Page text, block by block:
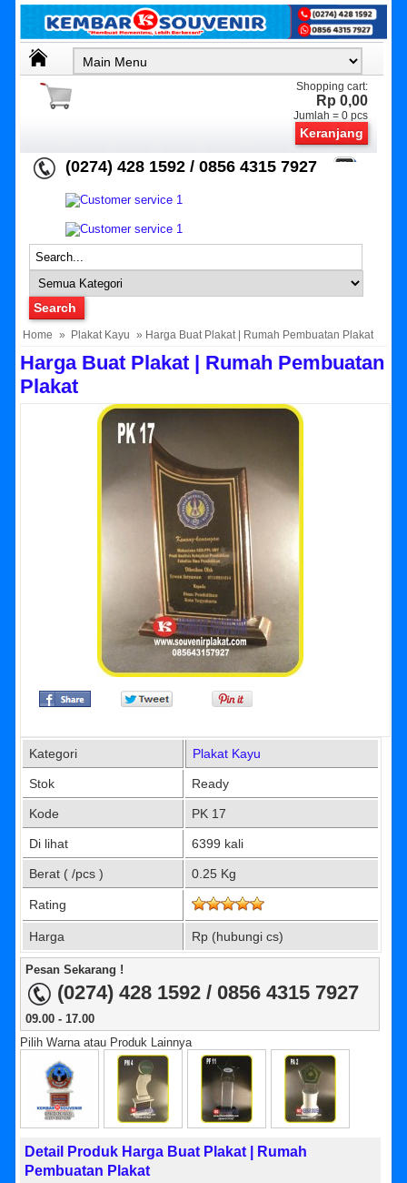
Shopping cart:
Rp 0,00
Jumlah =0 pcs
Keranjang
(0274) 428 1592 / 0856 4315 7927
Home » Plakat Kayu » Harga Buat Plakat | Rumah Pembuatan Plakat
Harga Buat Plakat | Rumah Pembuatan
Plakat
Kategori Plakat Kayu
Stok Ready
Kode PK 17
Di lihat 6399 kali
Berat ( /pcs ) 0.25 Kg
Rating
Harga Rp (hubungi cs)
Pesan Sekarang !
(0274) 428 1592 / 0856 4315 7927
09.00 - 17.00
Pilih Warna atau Produk Lainnya
Detail Produk Harga Buat Plakat | Rumah
Pembuatan Plakat